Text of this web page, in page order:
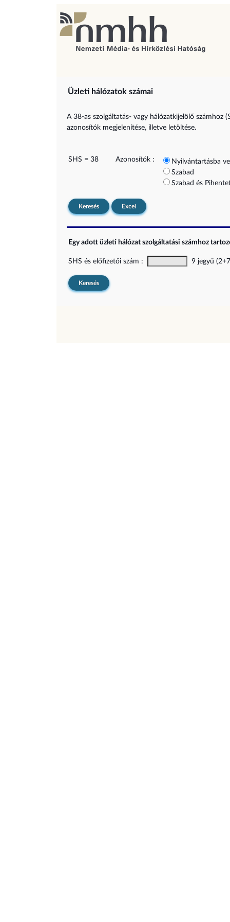
Üzleti hálózatok számai
A 38-as szolgáltatás- vagy hálózatkijelölő számhoz
azonosítók megjelenítése, illetve letöltése.
SHS = 38 Azonosítók :
Nyilvántartásba
Szabad
Szabad és
Keresés Excel
Egy adott üzleti hálózat szolgáltatási számhoz
SHS és előfizetői szám : 9 jegyű
Keresés